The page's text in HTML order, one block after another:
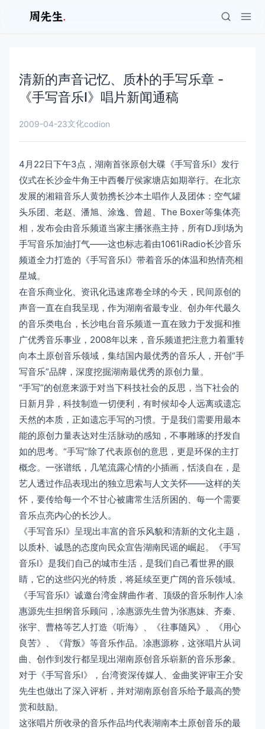
清新的声音记忆、质朴的手写乐章 -
《手写音乐Ⅰ》唱片新闻通稿
2009-04-23文化codion
4月22日下午3点，湖南首张原创大碟《手写音乐Ⅰ》发行
仪式在长沙金牛角王中西餐厅侯家塘店如期举行。在北京
发展的湘籍音乐人黄勃携长沙本土唱作人及团体：空气罐
头乐团、老赵、潘旭、涂逸、曾超、The Boxer等集体亮
相，发布会由音乐频道当家主播张燕主持，所有DJ到场为
手写音乐加油打气——这也标志着由1061iRadio长沙音乐
频道全力打造的《手写音乐Ⅰ》带着音乐的体温和热情亮相
星城。
在音乐商业化、资讯化迅速席卷全球的今天，民间原创的
声音一直在自我呈现，作为湖南省最专业、创办年代最久
的音乐类电台，长沙电台音乐频道一直在致力于发掘和推
广优秀音乐事业，2008年以来，音乐频道把注意力着重转
向本土原创音乐领域，集结国内最优秀的音乐人，开创“手
写音乐”品牌，深度挖掘湖南最优秀的原创力量。
“手写”的创意来源于对当下科技社会的反思，当下社会的
日新月异，科技制造一切便利，有时候却令人远离或遗忘
天然的本质，正如遗忘手写的习惯。于是我们需要用最本
能的原创力量表达对生活脉动的感知，不事雕琢的抒发自
如的思考。“手写”除了代表原创的意思，更是环保的主打
概念。一张谱纸，几笔流露心情的小插画，恬淡自在，是
艺人透过作品表现出的独立思索与人文关怀——这样的关
怀，要传给每一个不甘心被庸常生活所困的、每一个需要
音乐点亮内心的长沙人。
《手写音乐Ⅰ》呈现出丰富的音乐风貌和清新的文化主题，
以质朴、诚恳的态度向民众宣告湖南民谣的崛起。《手写
音乐Ⅰ》是我们自己的城市生活，是我们自己看世界的眼
睛，它的这些闪光的特质，将延续至更广阔的音乐领域。
《手写音乐Ⅰ》诚邀台湾金牌曲作者、顶级的音乐制作人凃
惠源先生担纲音乐顾问，凃惠源先生曾为张惠妹、齐秦、
张宇、曹格等艺人打造《听海》、《往事随风》、《用心
良苦》、《背叛》等音乐作品。凃惠源称，这张唱片从词
曲、创作到发行都呈现出湖南原创音乐崭新的音乐形象。
对于《手写音乐Ⅰ》，台湾资深传媒人、金曲奖评审王介安
先生也做出了深入评析，并对湖南原创音乐给予最高的赞
赏和鼓励。
这张唱片所收录的音乐作品均代表湖南本土原创音乐的最